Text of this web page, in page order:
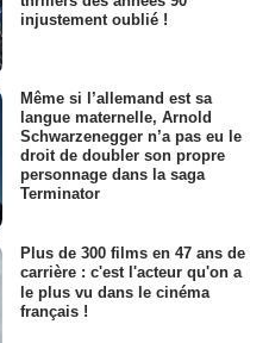
injustement oublié !
Même si l’allemand est sa
langue maternelle, Arnold
Schwarzenegger n’a pas eu le
droit de doubler son propre
personnage dans la saga
Terminator
Plus de 300 films en 47 ans de
carrière : c'est l'acteur qu'on a
le plus vu dans le cinéma
français !